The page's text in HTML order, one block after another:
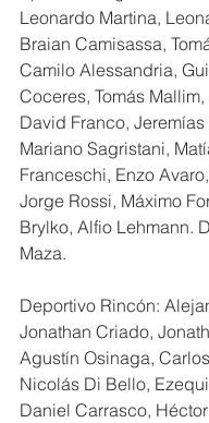
Leonardo Martina,
Braian Camisassa,
Camilo Alessandria,
Coceres, Tomás
David Franco, Jeremías
Mariano Sagristani,
Franceschi, Enzo
Jorge Rossi, Máximo
Brylko, Alfio Lehmann.
Maza.
Deportivo Rincón:
Jonathan Criado,
Agustín Osinaga,
Nicolás Di Bello,
Daniel Carrasco,